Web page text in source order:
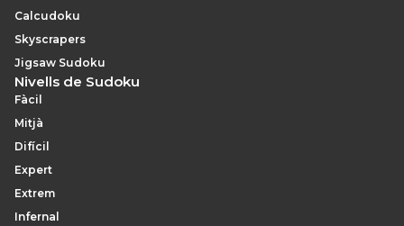
Calcudoku
Skyscrapers
Jigsaw Sudoku
Nivells de Sudoku
Fàcil
Mitjà
Difícil
Expert
Extrem
Infernal